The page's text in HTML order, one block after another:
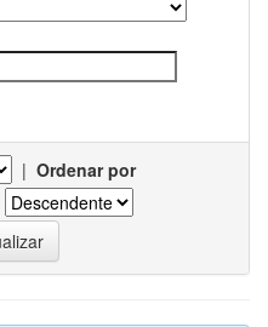
| Ordenar por